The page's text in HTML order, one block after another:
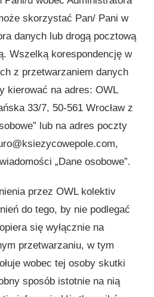
skorzystać Pan/ Pani w
danych lub drogą pocztową
Wszelką korespondencję w
z przetwarzaniem danych
kierować na adres: OWL
33/7, 50-561 Wrocław z
lub na adres poczty
„Dane osobowe”.
przez OWL kolektiv
do tego, by nie podlegać
się wyłącznie na
przetwarzaniu, w tym
wobec tej osoby skutki
sposób istotnie na nią